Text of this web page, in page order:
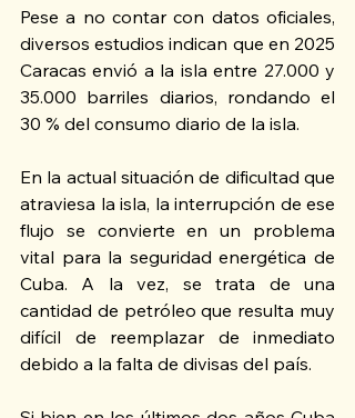
Pese a no contar con datos oficiales,
diversos estudios indican que en 2025
Caracas envió a la isla entre 27.000 y
35.000 barriles diarios, rondando el
30 % del consumo diario de la isla.
En la actual situación de dificultad que
atraviesa la isla, la interrupción de ese
flujo se convierte en un problema
vital para la seguridad energética de
Cuba. A la vez, se trata de una
cantidad de petróleo que resulta muy
difícil de reemplazar de inmediato
debido a la falta de divisas del país.